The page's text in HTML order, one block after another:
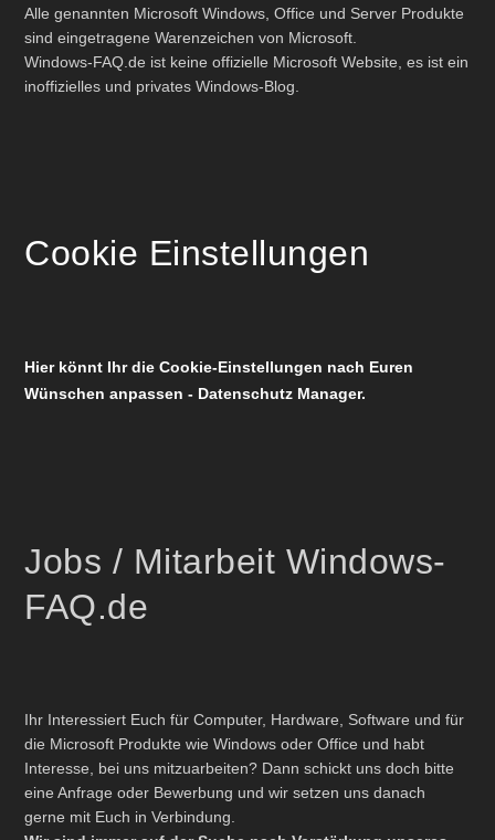
Alle genannten Microsoft Windows, Office und Server Produkte
sind eingetragene Warenzeichen von Microsoft.
Windows-FAQ.de ist keine offizielle Microsoft Website, es ist ein
inoffizielles und privates Windows-Blog.
Cookie Einstellungen
Hier könnt Ihr die Cookie-Einstellungen nach Euren
Wünschen anpassen - Datenschutz Manager.
Jobs / Mitarbeit Windows-
FAQ.de
Ihr Interessiert Euch für Computer, Hardware, Software und für
die Microsoft Produkte wie Windows oder Office und habt
Interesse, bei uns mitzuarbeiten? Dann schickt uns doch bitte
eine Anfrage oder Bewerbung und wir setzen uns danach
gerne mit Euch in Verbindung.